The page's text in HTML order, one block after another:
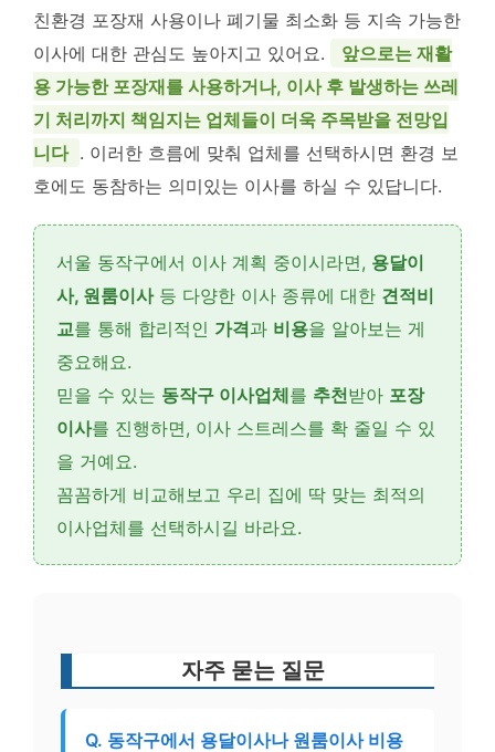
친환경 포장재 사용이나 폐기물 최소화 등 지속 가능한
이사에 대한 관심도 높아지고 있어요.
앞으로는 재활
용 가능한 포장재를 사용하거나, 이사 후 발생하는 쓰레
기 처리까지 책임지는 업체들이 더욱 주목받을 전망입
니다 . 이러한 흐름에 맞춰 업체를 선택하시면 환경 보
호에도 동참하는 의미있는 이사를 하실 수 있답니다.
서울 동작구에서 이사 계획 중이시라면, 용달이
사, 원룸이사등 다양한 이사 종류에 대한 견적비
교를 통해 합리적인 가격과 비용을 알아보는 게
중요해요.
믿을 수 있는 동작구 이사업체를 추천받아 포장
이사를 진행하면, 이사 스트레스를 확 줄일 수 있
을 거예요.
꼼꼼하게 비교해보고 우리 집에 딱 맞는 최적의
이사업체를 선택하시길 바라요.
자주 묻는 질문
Q. 동작구에서 용달이사나 원룸이사 비용